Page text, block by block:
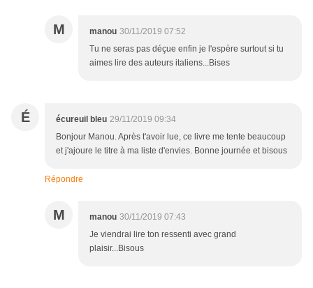
M manou 30/11/2019 07:52
Tu ne seras pas déçue enfin je l'espère surtout si tu
aimes lire des auteurs italiens...Bises
É écureuil bleu 29/11/2019 09:34
Bonjour Manou. Après t'avoir lue, ce livre me tente beaucoup
et j'ajoure le titre à ma liste d'envies. Bonne journée et bisous
Répondre
M manou 30/11/2019 07:43
Je viendrai lire ton ressenti avec grand
plaisir...Bisous